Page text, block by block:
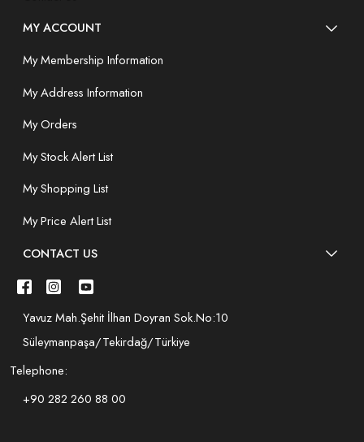
MY ACCOUNT
My Membership Information
My Address Information
My Orders
My Stock Alert List
My Shopping List
My Price Alert List
CONTACT US
Yavuz Mah.Şehit İlhan Doyran Sok.No:10
Süleymanpaşa/Tekirdağ/Türkiye
Telephone:
+90 282 260 88 00